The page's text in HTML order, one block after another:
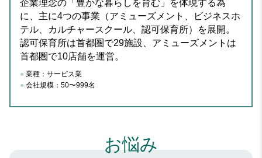
企業理念の「豊かな暮らしを育む」を体現する為
に、主に4つの事業（アミューズメント、ビジネスホ
テル、カルチャースクール、認可保育所）を展開。
認可保育所は首都圏で29施設、アミューズメントは
首都圏で10店舗を運営。
業種： サービス業
会社規模： 50〜999名
お悩み